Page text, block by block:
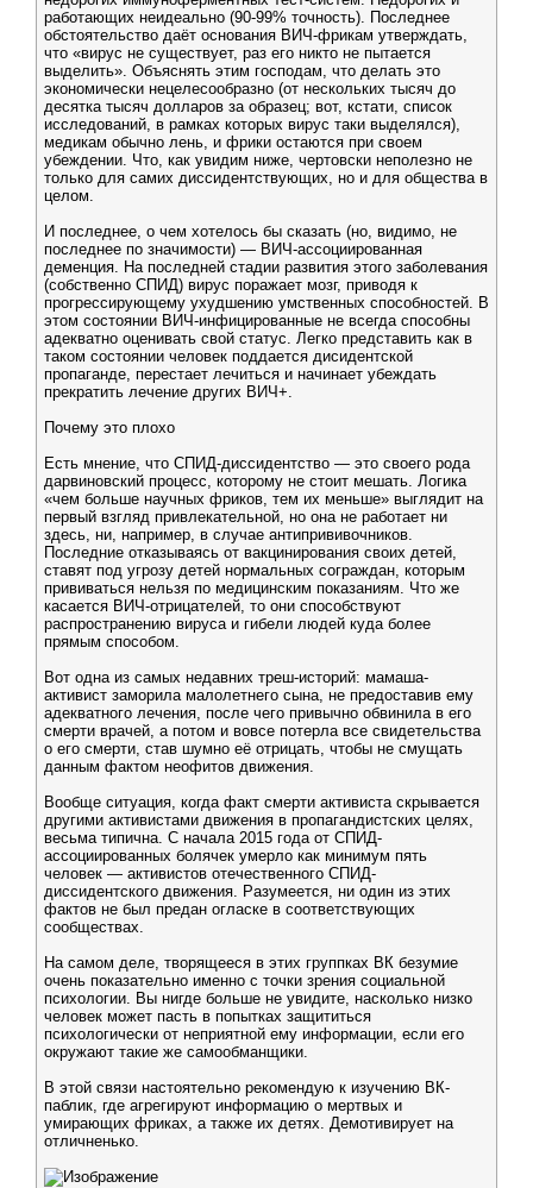
работающих неидеально (90-99% точность). Последнее
обстоятельство даёт основания ВИЧ-фрикам утверждать,
что «вирус не существует, раз его никто не пытается
выделить». Объяснять этим господам, что делать это
экономически нецелесообразно (от нескольких тысяч до
десятка тысяч долларов за образец; вот, кстати, список
исследований, в рамках которых вирус таки выделялся),
медикам обычно лень, и фрики остаются при своем
убеждении. Что, как увидим ниже, чертовски неполезно не
только для самих диссидентствующих, но и для общества в
целом.
И последнее, о чем хотелось бы сказать (но, видимо, не
последнее по значимости) — ВИЧ-ассоциированная
деменция. На последней стадии развития этого заболевания
(собственно СПИД) вирус поражает мозг, приводя к
прогрессирующему ухудшению умственных способностей. В
этом состоянии ВИЧ-инфицированные не всегда способны
адекватно оценивать свой статус. Легко представить как в
таком состоянии человек поддается дисидентской
пропаганде, перестает лечиться и начинает убеждать
прекратить лечение других ВИЧ+.
Почему это плохо
Есть мнение, что СПИД-диссидентство — это своего рода
дарвиновский процесс, которому не стоит мешать. Логика
«чем больше научных фриков, тем их меньше» выглядит на
первый взгляд привлекательной, но она не работает ни
здесь, ни, например, в случае антипрививочников.
Последние отказываясь от вакцинирования своих детей,
ставят под угрозу детей нормальных сограждан, которым
прививаться нельзя по медицинским показаниям. Что же
касается ВИЧ-отрицателей, то они способствуют
распространению вируса и гибели людей куда более
прямым способом.
Вот одна из самых недавних треш-историй: мамаша-
активист заморила малолетнего сына, не предоставив ему
адекватного лечения, после чего привычно обвинила в его
смерти врачей, а потом и вовсе потерла все свидетельства
о его смерти, став шумно её отрицать, чтобы не смущать
данным фактом неофитов движения.
Вообще ситуация, когда факт смерти активиста скрывается
другими активистами движения в пропагандистских целях,
весьма типична. С начала 2015 года от СПИД-
ассоциированных болячек умерло как минимум пять
человек — активистов отечественного СПИД-
диссидентского движения. Разумеется, ни один из этих
фактов не был предан огласке в соответствующих
сообществах.
На самом деле, творящееся в этих группках ВК безумие
очень показательно именно с точки зрения социальной
психологии. Вы нигде больше не увидите, насколько низко
человек может пасть в попытках защититься
психологически от неприятной ему информации, если его
окружают такие же самообманщики.
В этой связи настоятельно рекомендую к изучению ВК-
паблик, где агрегируют информацию о мертвых и
умирающих фриках, а также их детях. Демотивирует на
отличненько.